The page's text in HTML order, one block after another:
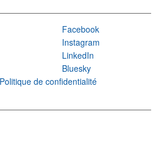
Facebook
Instagram
LinkedIn
Bluesky
Politique de confidentialité